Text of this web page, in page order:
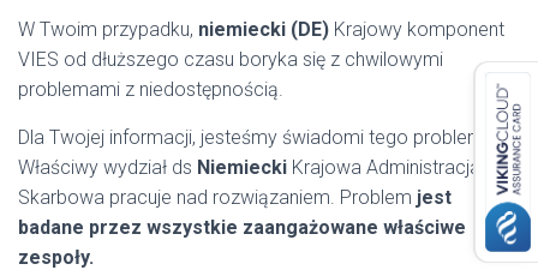
W Twoim przypadku, niemiecki (DE) Krajowy komponent
VIES od dłuższego czasu boryka się z chwilowymi
problemami z niedostępnością.
Dla Twojej informacji, jesteśmy świadomi tego problemu.
Właściwy wydział ds Niemiecki Krajowa Administracja
Skarbowa pracuje nad rozwiązaniem. Problem jest
badane przez wszystkie zaangażowane właściwe
zespoły.